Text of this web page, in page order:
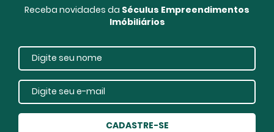
Receba novidades da Séculus Empreendimentos
Imóbiliários
CADASTRE-SE